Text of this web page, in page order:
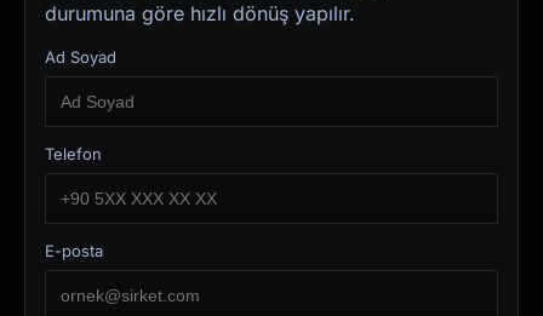
durumuna göre hızlı dönüş yapılır.
Ad Soyad
Telefon
E-posta